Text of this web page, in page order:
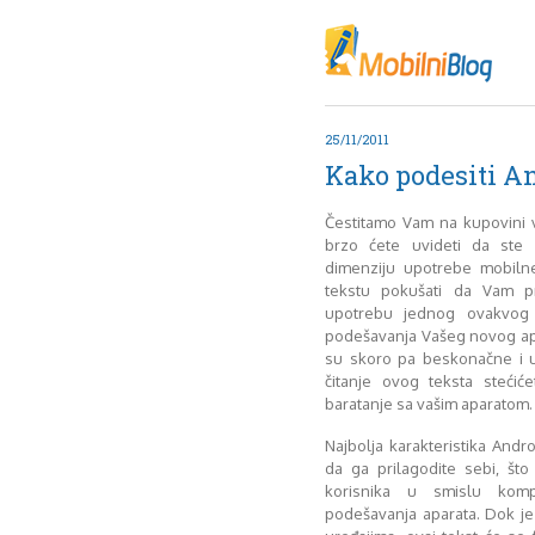
Juni
25/11/2011
Kako podesiti
Čestitamo Vam na
brzo ćete uvideti da ste
dimenziju upotrebe
tekstu pokušati da Vam
upotrebu jednog
podešavanja Vašeg novog
su skoro pa beskonačne i
čitanje ovog teksta
baratanje sa vašim aparatom.
Najbolja karakteristika
da ga prilagodite sebi,
korisnika u smislu
podešavanja aparata. Dok